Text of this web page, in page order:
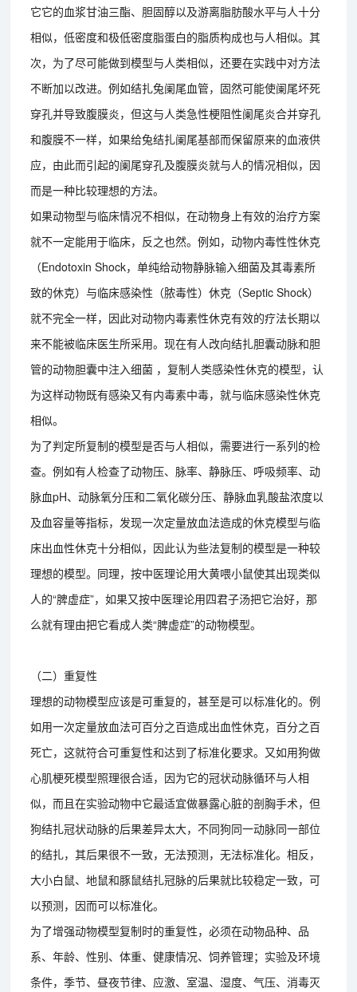
它它的血浆甘油三酯、胆固醇以及游离脂肪酸水平与人十分
相似，低密度和极低密度脂蛋白的脂质构成也与人相似。其
次，为了尽可能做到模型与人类相似，还要在实践中对方法
不断加以改进。例如结扎兔阑尾血管，固然可能使阑尾坏死
穿孔并导致腹膜炎，但这与人类急性梗阻性阑尾炎合并穿孔
和腹膜不一样，如果给兔结扎阑尾基部而保留原来的血液供
应，由此而引起的阑尾穿孔及腹膜炎就与人的情况相似，因
而是一种比较理想的方法。
如果动物型与临床情况不相似，在动物身上有效的治疗方案
就不一定能用于临床，反之也然。例如，动物内毒性性休克
（Endotoxin Shock，单纯给动物静脉输入细菌及其毒素所
致的休克）与临床感染性（脓毒性）休克（Septic Shock）
就不完全一样，因此对动物内毒素性休克有效的疗法长期以
来不能被临床医生所采用。现在有人改向结扎胆囊动脉和胆
管的动物胆囊中注入细菌 ，复制人类感染性休克的模型，认
为这样动物既有感染又有内毒素中毒，就与临床感染性休克
相似。
为了判定所复制的模型是否与人相似，需要进行一系列的检
查。例如有人检查了动物压、脉率、静脉压、呼吸频率、动
脉血pH、动脉氧分压和二氧化碳分压、静脉血乳酸盐浓度以
及血容量等指标，发现一次定量放血法造成的休克模型与临
床出血性休克十分相似，因此认为些法复制的模型是一种较
理想的模型。同理，按中医理论用大黄喂小鼠使其出现类似
人的“脾虚症”，如果又按中医理论用四君子汤把它治好，那
么就有理由把它看成人类“脾虚症”的动物模型。
（二）重复性
理想的动物模型应该是可重复的，甚至是可以标准化的。例
如用一次定量放血法可百分之百造成出血性休克，百分之百
死亡，这就符合可重复性和达到了标准化要求。又如用狗做
心肌梗死模型照理很合适，因为它的冠状动脉循环与人相
似，而且在实验动物中它最适宜做暴露心脏的剖胸手术，但
狗结扎冠状动脉的后果差异太大，不同狗同一动脉同一部位
的结扎，其后果很不一致，无法预测，无法标准化。相反，
大小白鼠、地鼠和豚鼠结扎冠脉的后果就比较稳定一致，可
以预测，因而可以标准化。
为了增强动物模型复制时的重复性，必须在动物品种、品
系、年龄、性别、体重、健康情况、饲养管理；实验及环境
条件，季节、昼夜节律、应激、室温、湿度、气压、消毒灭